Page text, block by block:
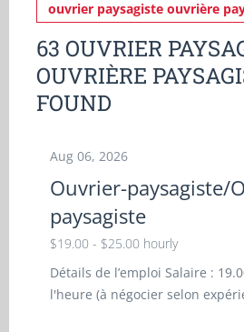
ouvrier paysagiste ouvrière
63 OUVRIER
OUVRIÈRE
FOUND
Aug 06, 2026
Ouvrier-paysagiste/
paysagiste
$19.00 - $25.00 hourly
Détails de l’emploi Salaire :
l'heure (à négocier selon